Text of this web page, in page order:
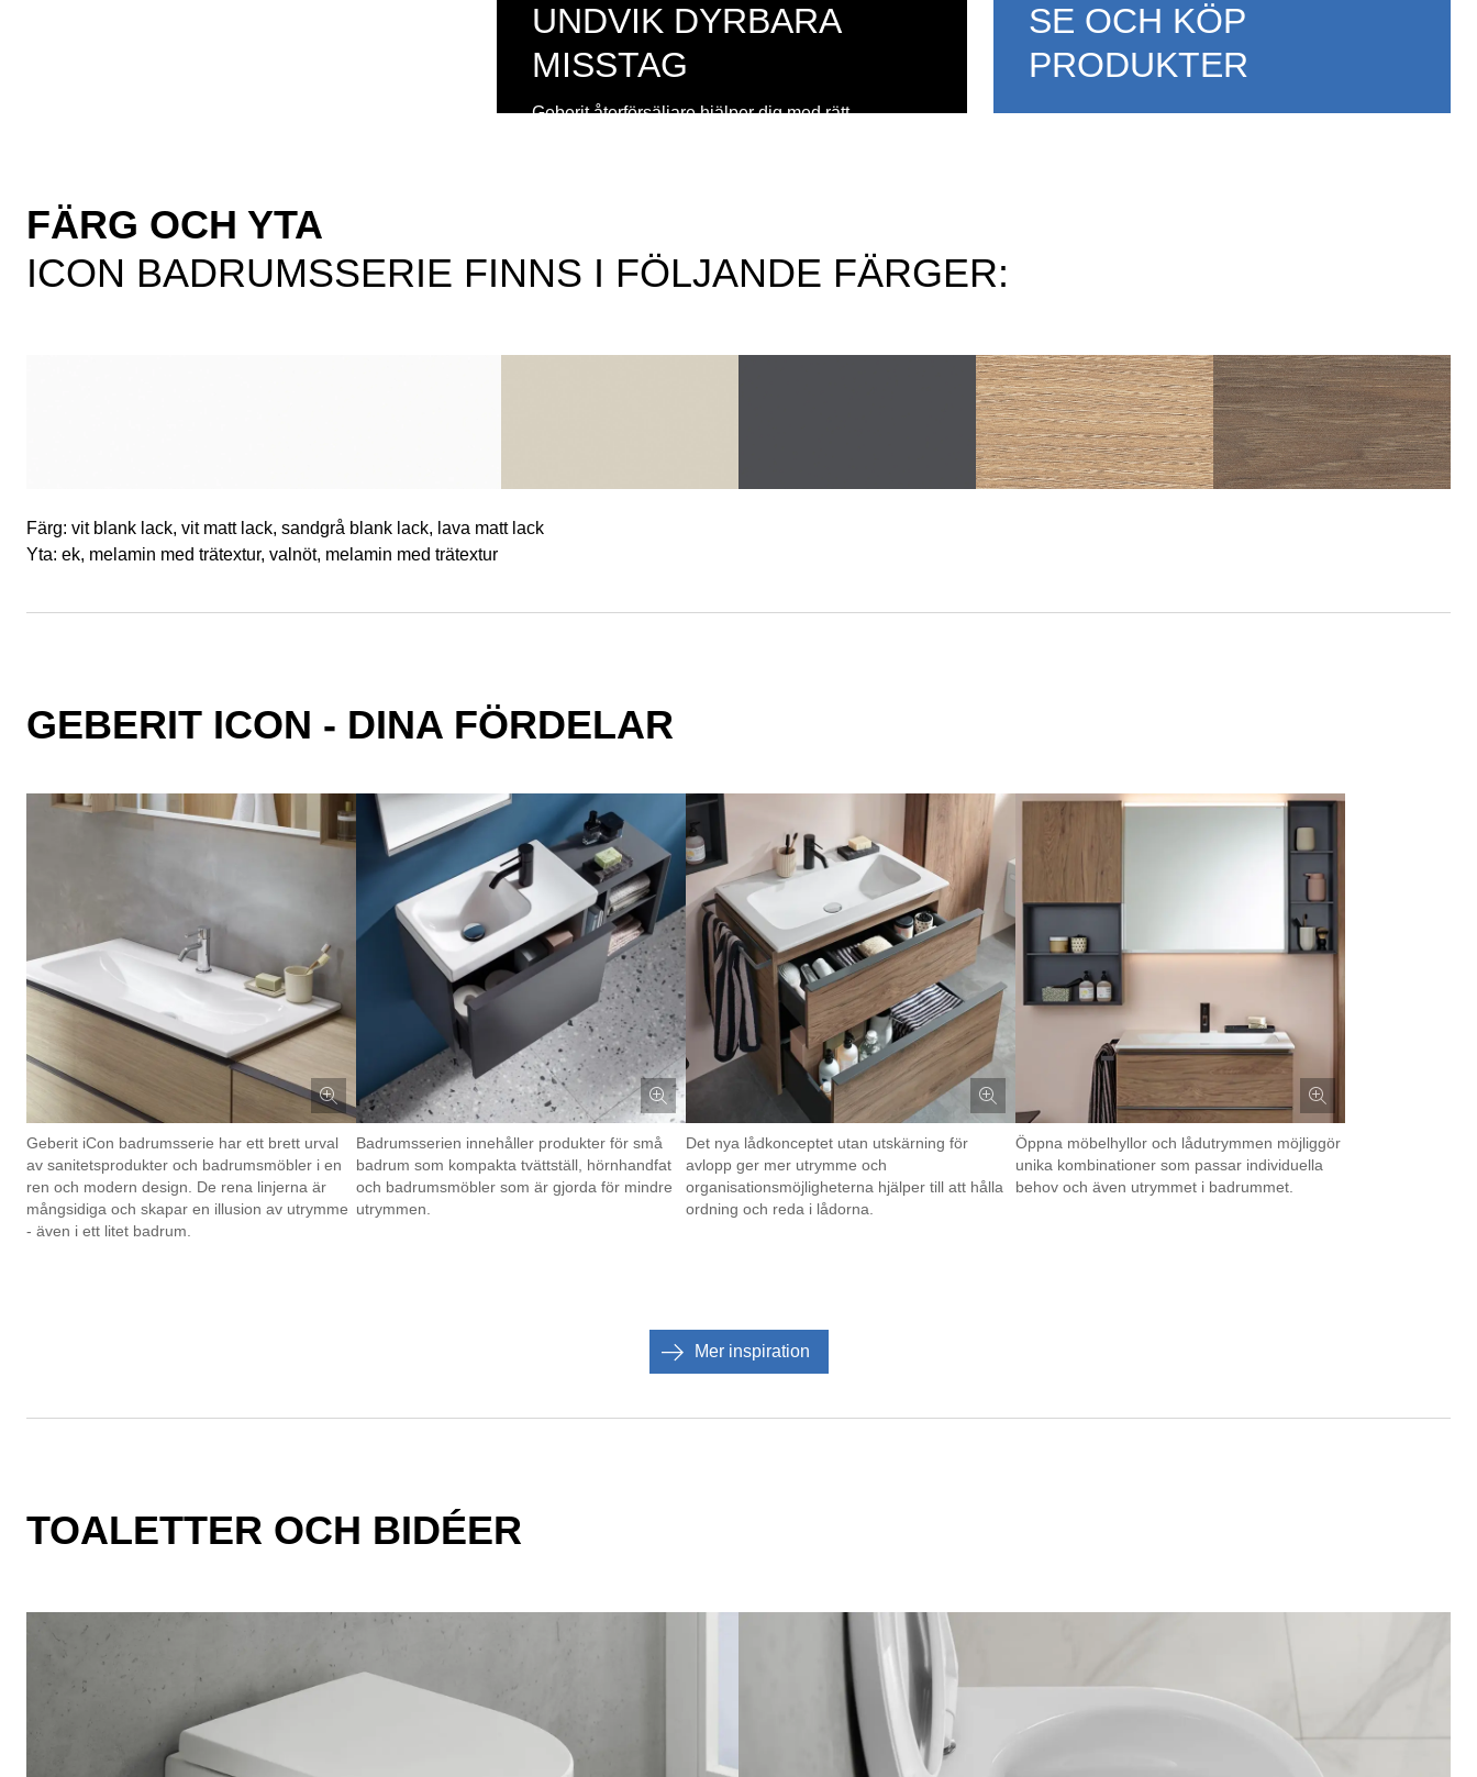
UNDVIK DYRBARA
MISSTAG
Geberit återförsäljare hjälper dig med rätt
SE OCH KÖP
PRODUKTER
FÄRG OCH YTA
ICON BADRUMSSERIE FINNS I FÖLJANDE FÄRGER:
Färg: vit blank lack, vit matt lack, sandgrå blank lack, lava matt lack
Yta: ek, melamin med trätextur, valnöt, melamin med trätextur
GEBERIT ICON - DINA FÖRDELAR
Geberit iCon badrumsserie har ett brett urval
av sanitetsprodukter och badrumsmöbler i en
ren och modern design. De rena linjerna är
mångsidiga och skapar en illusion av utrymme
- även i ett litet badrum.
Badrumsserien innehåller produkter för små
badrum som kompakta tvättställ, hörnhandfat
och badrumsmöbler som är gjorda för mindre
utrymmen.
Det nya lådkonceptet utan utskärning för
avlopp ger mer utrymme och
organisationsmöjligheterna hjälper till att hålla
ordning och reda i lådorna.
Öppna möbelhyllor och lådutrymmen möjliggör
unika kombinationer som passar individuella
behov och även utrymmet i badrummet.
Mer inspiration
TOALETTER OCH BIDÉER